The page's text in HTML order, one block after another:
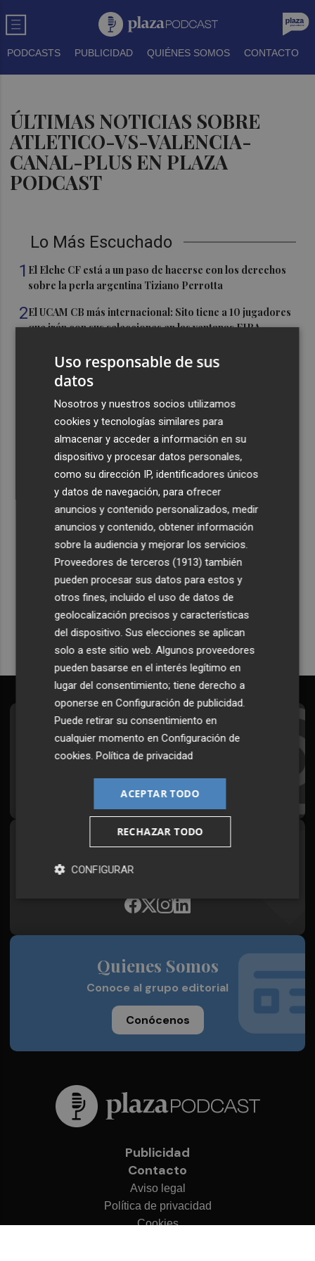
PODCASTS PUBLICIDAD QUIÉNES SOMOS CONTACTO
ÚLTIMAS NOTICIAS SOBRE
ATLETICO-VS-VALENCIA-
CANAL-PLUS EN PLAZA
PODCAST
Lo Más Escuchado
1 El Elche CF está a un paso de hacerse con los derechos
sobre la perla argentina Tiziano Perrotta
2El UCAM CB más internacional: Sito tiene a 10 jugadores
que irán con sus selecciones en las ventanas FIBA
La Región de Murcia es la cuarta provincia que más
exporta a África: Marruecos, el primer destino
La Región de Murcia celebra la Semana de la Juventud
con cinco días de actividades
El coste de la vivienda: 1.338 € netos al mes, el salario
mínimo para poder comprar una vivienda en Castellón
Recibe toda la actualidad de
Plaza Podcast en tu correo
Quiero suscribirme
Suscríbete al Boletín
Todos los días a primera hora en tu email
¡Quiero suscribirme!
Síguenos en redes
Plaza Podcast, desde cualquier medio
Quienes Somos
Conoce al grupo editorial
Conócenos
Publicidad
Contacto
Aviso legal
Política de privacidad
Cookies
Uso responsable de sus
datos
Nosotros y nuestros socios utilizamos
cookies y tecnologías similares para
almacenar y acceder a información en su
dispositivo y procesar datos personales,
como su dirección IP, identificadores únicos
y datos de navegación, para ofrecer
anuncios y contenido personalizados, medir
anuncios y contenido, obtener información
sobre la audiencia y mejorar los servicios.
Proveedores de terceros (1913) también
pueden procesar sus datos para estos y
otros fines, incluido el uso de datos de
geolocalización precisos y características
del dispositivo. Sus elecciones se aplican
solo a este sitio web. Algunos proveedores
pueden basarse en el interés legítimo en
lugar del consentimiento; tiene derecho a
oponerse enConfiguración de publicidad
Puede retirar su consentimiento en
cualquier momento enConfiguración de
cookies .Política de privacidad
ACEPTAR TODO
RECHAZAR TODO
CONFIGURAR